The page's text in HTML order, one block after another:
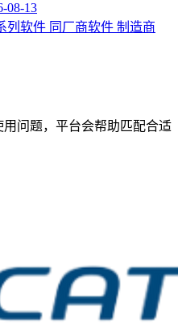
08-13
列软件 同厂商软件 制造商
问题，平台会帮助匹配合适